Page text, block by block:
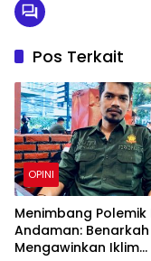
Pos Terkait
OPINI
Menimbang Polemik
Andaman: Benarkah
Mengawinkan Iklim